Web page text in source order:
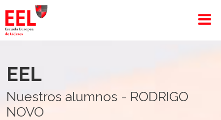
EEL
Nuestros alumnos - RODRIGO
NOVO